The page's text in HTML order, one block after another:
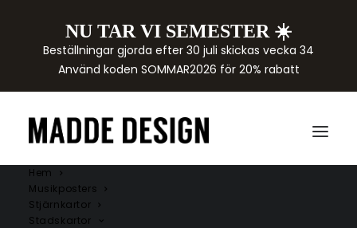
NU TAR VI SEMESTER ☀️
Beställningar gjorda efter 30 juli skickas vecka 34
Använd koden SOMMAR2026 för 20% rabatt
Hem
Musikposters
Stjärnkartor
Stadskartor